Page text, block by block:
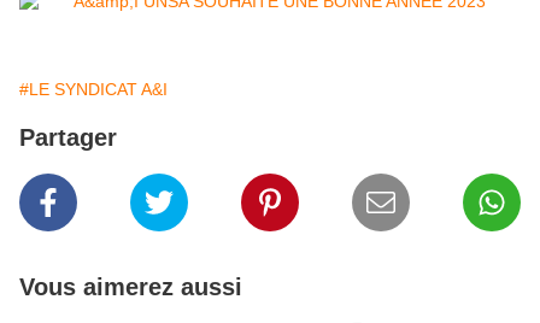
#LE SYNDICAT A&I
Partager
Vous aimerez aussi